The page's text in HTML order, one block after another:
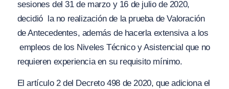
sesiones del 31 de marzo y 16 de julio de 2020,
decidió la no realización de la prueba de Valoración
de Antecedentes, además de hacerla extensiva a los
empleos de los Niveles Técnico y Asistencial que no
requieren experiencia en su requisito mínimo.
El artículo 2 del Decreto 498 de 2020, que adiciona el